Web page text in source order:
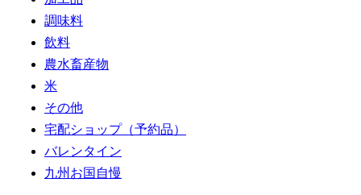
調味料
飲料
農水畜産物
米
その他
宅配ショップ（予約品）
バレンタイン
九州お国自慢